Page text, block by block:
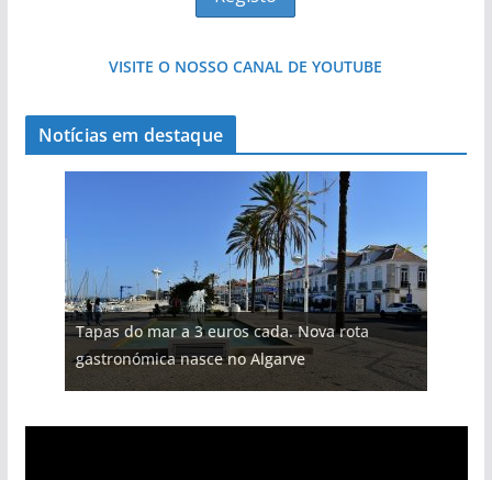
VISITE O NOSSO CANAL DE YOUTUBE
Notícias em destaque
Tapas do mar a 3 euros cada. Nova rota
gastronómica nasce no Algarve
Tempestades roubam areia de praias e põem
arribas em risco no Algarve (com vídeo)
Projeto milionário: investimento de 108
milhões de euros na construção de dois
hotéis (com vídeo)
Foto do dia: uma cidade algarvia que cresceu
entre redes e fábricas
Milagre da água. Fontes emblemáticas do
Algarve voltam a ter vida (com vídeo)